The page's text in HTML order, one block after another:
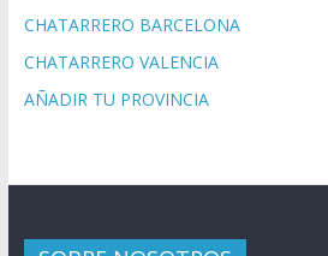
CHATARRERO BARCELONA
CHATARRERO VALENCIA
AÑADIR TU PROVINCIA